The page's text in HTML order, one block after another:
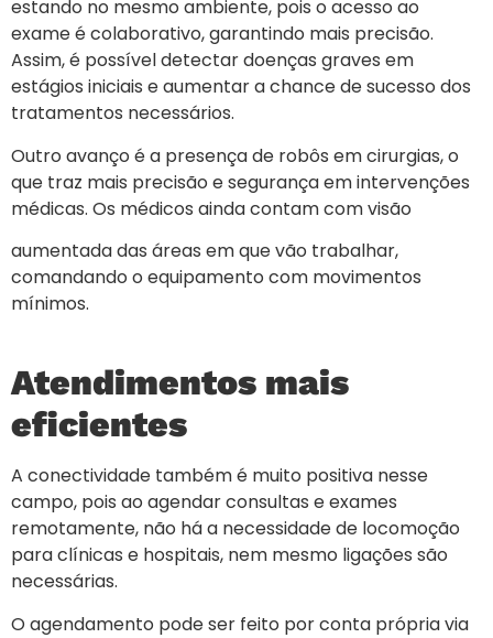
estando no mesmo ambiente, pois o acesso ao
exame é colaborativo, garantindo mais precisão.
Assim, é possível detectar doenças graves em
estágios iniciais e aumentar a chance de sucesso dos
tratamentos necessários.
Outro avanço é a presença de robôs em cirurgias, o
que traz mais precisão e segurança em intervenções
médicas. Os médicos ainda contam com visão
aumentada das áreas em que vão trabalhar,
comandando o equipamento com movimentos
mínimos.
Atendimentos mais
eficientes
A conectividade também é muito positiva nesse
campo, pois ao agendar consultas e exames
remotamente, não há a necessidade de locomoção
para clínicas e hospitais, nem mesmo ligações são
necessárias.
O agendamento pode ser feito por conta própria via